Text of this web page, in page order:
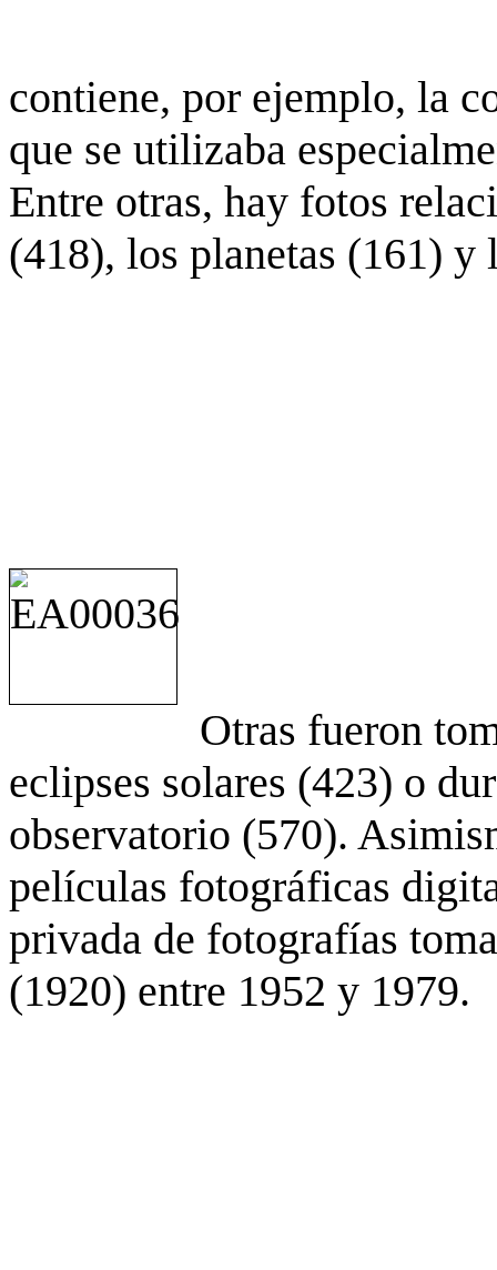
contiene, por ejemplo, la
que se utilizaba
Entre otras, hay fotos
(418), los planetas (161) y
Otras fueron
eclipses solares (423) o
observatorio (570).
películas fotográficas
privada de fotografías
(1920) entre 1952 y 1979.